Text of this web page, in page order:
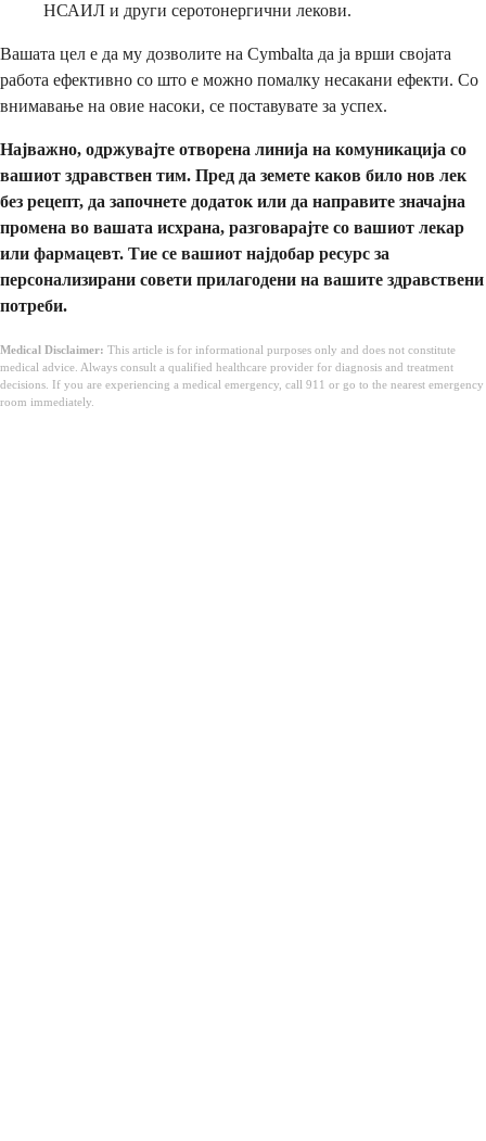
НСАИЛ и други серотонергични лекови.
Вашата цел е да му дозволите на Cymbalta да ја врши својата
работа ефективно со што е можно помалку несакани ефекти. Со
внимавање на овие насоки, се поставувате за успех.
Најважно, одржувајте отворена линија на комуникација со
вашиот здравствен тим. Пред да земете каков било нов лек
без рецепт, да започнете додаток или да направите значајна
промена во вашата исхрана, разговарајте со вашиот лекар
или фармацевт. Тие се вашиот најдобар ресурс за
персонализирани совети прилагодени на вашите здравствени
потреби.
Medical Disclaimer: This article is for informational purposes only and does not constitute
medical advice. Always consult a qualified healthcare provider for diagnosis and treatment
decisions. If you are experiencing a medical emergency, call 911 or go to the nearest emergency
room immediately.